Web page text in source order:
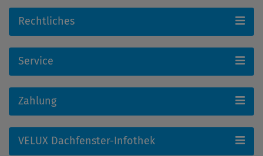
Rechtliches
Service
Zahlung
VELUX Dachfenster-Infothek